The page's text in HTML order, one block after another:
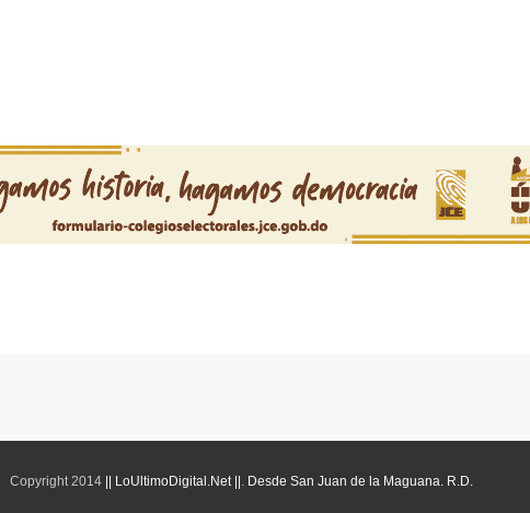
Copyright 2014 || LoUltimoDigital.Net || . Desde San Juan de la Maguana. R.D.